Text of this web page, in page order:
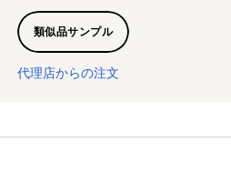
類似品サンプル
代理店からの注文